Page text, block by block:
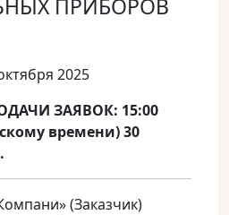
ПРИБОРОВ
2025
ЗАЯВОК: 15:00
времени) 30
(Заказчик)